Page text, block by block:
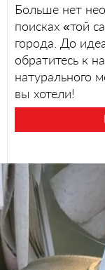
Больше нет
поисках «той
города. До
обратитесь к
натурального
вы хотели!